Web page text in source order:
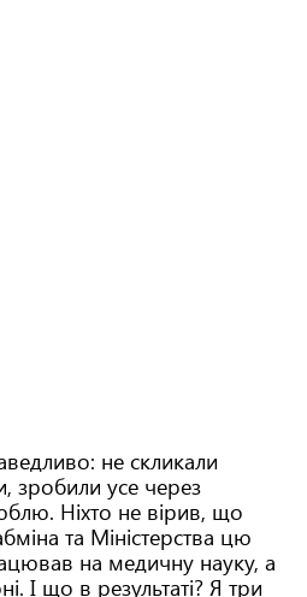
не скликали
зробили усе через
Ніхто не вірив, що
та Міністерства цю
на медичну науку, а
І що в результаті? Я три